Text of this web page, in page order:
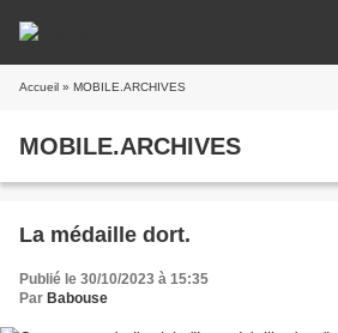
Accueil » MOBILE.ARCHIVES
MOBILE.ARCHIVES
La médaille dort.
Publié le 30/10/2023 à 15:35
Par Babouse